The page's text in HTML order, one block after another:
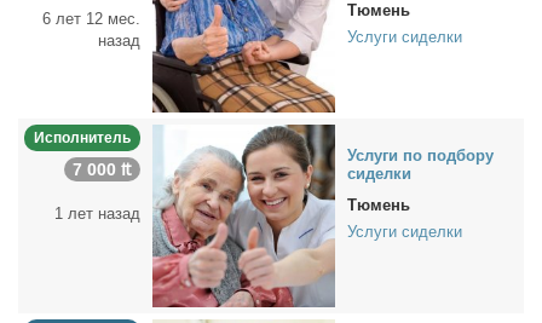
6 лет 12 мес.
назад
Тюмень
Услуги сиделки
Исполнитель
7 000 ₶
1 лет назад
Услу­ги по под­бо­ру
си­дел­ки
Тюмень
Услуги сиделки